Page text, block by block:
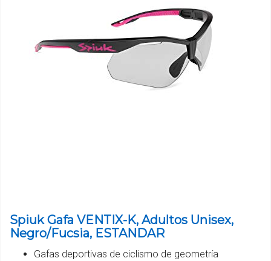
Spiuk Gafa VENTIX-K, Adultos Unisex,
Negro/Fucsia, ESTANDAR
Gafas deportivas de ciclismo de geometría